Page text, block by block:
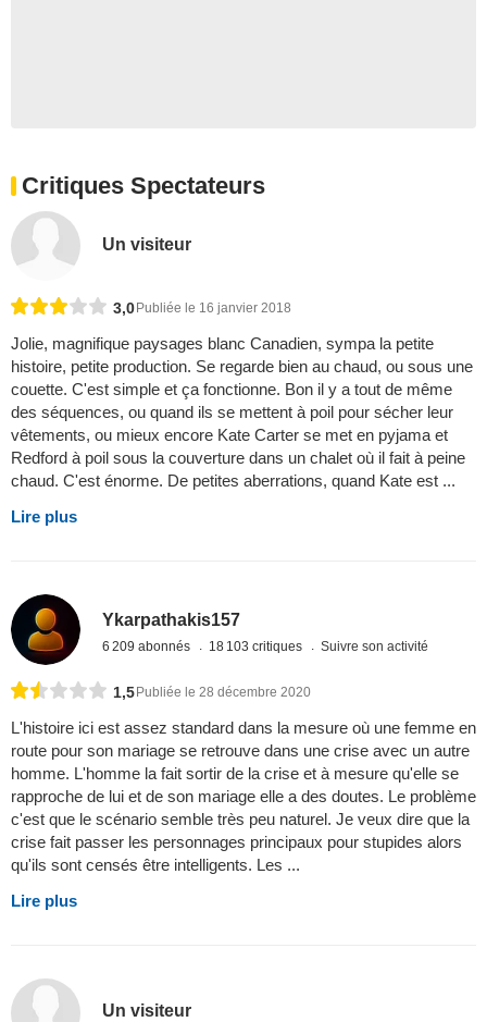
Critiques Spectateurs
Un visiteur
3,0 Publiée le 16 janvier 2018
Jolie, magnifique paysages blanc Canadien, sympa la petite
histoire, petite production. Se regarde bien au chaud, ou sous une
couette. C'est simple et ça fonctionne. Bon il y a tout de même
des séquences, ou quand ils se mettent à poil pour sécher leur
vêtements, ou mieux encore Kate Carter se met en pyjama et
Redford à poil sous la couverture dans un chalet où il fait à peine
chaud. C'est énorme. De petites aberrations, quand Kate est ...
Lire plus
Ykarpathakis157
6 209 abonnés 18 103 critiques Suivre son activité
1,5Publiée le 28 décembre 2020
L'histoire ici est assez standard dans la mesure où une femme en
route pour son mariage se retrouve dans une crise avec un autre
homme. L'homme la fait sortir de la crise et à mesure qu'elle se
rapproche de lui et de son mariage elle a des doutes. Le problème
c'est que le scénario semble très peu naturel. Je veux dire que la
crise fait passer les personnages principaux pour stupides alors
qu'ils sont censés être intelligents. Les ...
Lire plus
Un visiteur